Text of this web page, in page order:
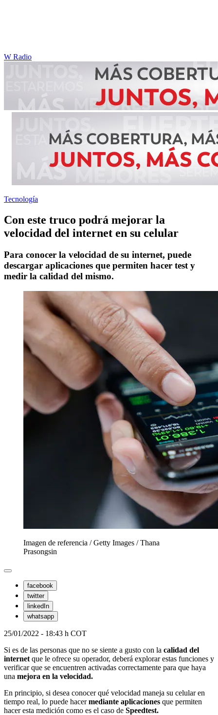
W Radio
Tecnología
Con este truco podrá mejorar la
velocidad del internet en su celular
Para conocer la velocidad de su internet, puede
descargar aplicaciones que permiten hacer test y
medir la calidad del mismo.
Imagen de referencia / Getty Images /Thana
Prasongsin
facebook
twitter
linkedIn
whatsapp
25/01/2022 - 18:43 h COT
Si es de las personas que no se siente a gusto con la calidad del
internet que le ofrece su operador, deberá explorar estas funciones y
verificar que se encuentren activadas correctamente para que haya
una mejora en la velocidad.
En principio, si desea conocer qué velocidad maneja su celular en
tiempo real, lo puede hacermediante aplicaciones que permiten
hacer esta medición como es el caso de Speedtest.